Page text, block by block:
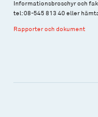
Informationsbroschyr och
tel: 08-545 813 40 eller
Rapporter och dokument